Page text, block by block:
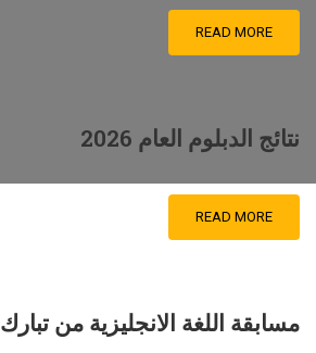
READ MORE
نتائج الدبلوم العام 2026
READ MORE
مسابقة اللغة الانجليزية من تبارك